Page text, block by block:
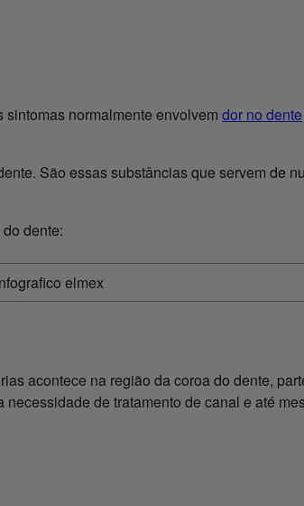
normalmente envolvem dor no dente
São essas substâncias que servem de
dente:
acontece na região da coroa do dente,
de tratamento de canal e até